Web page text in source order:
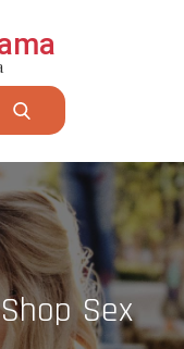
Sex